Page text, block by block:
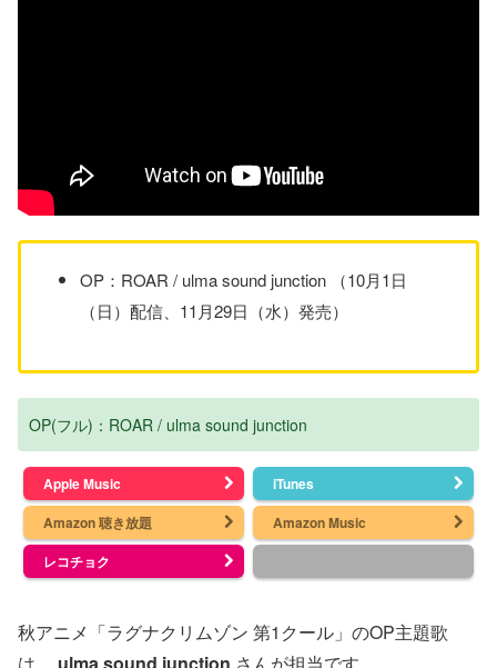
OP：ROAR / ulma sound junction （10月1日
（日）配信、11月29日（水）発売）
OP(フル)：ROAR / ulma sound junction
Apple Music
iTunes
Amazon 聴き放題
Amazon Music
レコチョク
秋アニメ「ラグナクリムゾン 第1クール」のOP主題歌
は、 ulma sound junction さんが担当です。